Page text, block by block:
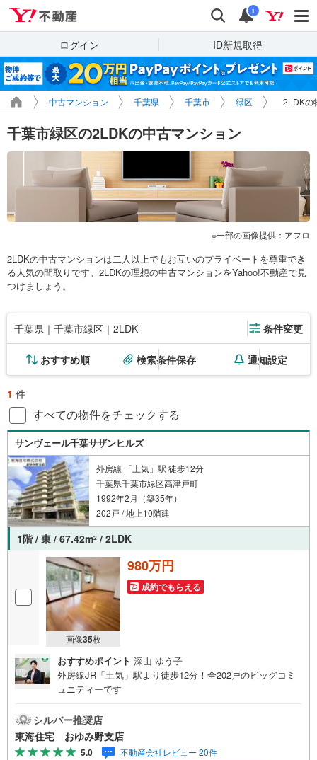
検索 通知
i
ログイン ID新規取得
中古マンション 千葉県 千葉市 緑区 2LDKの
千葉市緑区の2LDKの中古マンション
一部の画像提供：アフロ
2LDKの中古マンションは二人以上でもお互いのプライベートを尊重でき
る人気の間取りです。2LDKの理想の中古マンションをYahoo!不動産で見
つけましょう。
千葉県｜千葉市緑区｜2LDK 条件変更
おすすめ順 検索条件保存 通知設定
1 件
すべての物件をチェックする
サンヴェール千葉サザンヒルズ
外房線 「土気」駅 徒歩12分
千葉県千葉市緑区高津戸町
1992年2月（築35年）
202戸 / 地上10階建
1階 / 東 / 67.42m2 / 2LDK
画像35枚
980万円
成約でもらえる
おすすめポイント 深山 ゆう子
外房線JR「土気」駅より徒歩12分！全202戸のビッグコミ
ュニティーです
シルバー推奨店
東海住宅 おゆみ野支店
5.0 不動産会社レビュー 20件